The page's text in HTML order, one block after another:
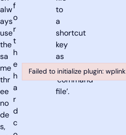
alw
ays
use
the
sa
me
thr
ee
no
de
s,
f
o
r
t
h
e
h
a
r
d
c
to
a
shortcut
key
as
a
‘command
file’.
Failed to initialize plugin: wplink
Failed to initialize plugin: wplink